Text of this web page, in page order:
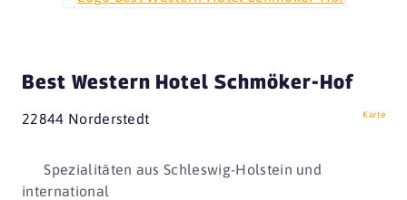
Best Western Hotel Schmöker-Hof
22844 Norderstedt Karte
Spezialitäten aus Schleswig-Holstein und
international